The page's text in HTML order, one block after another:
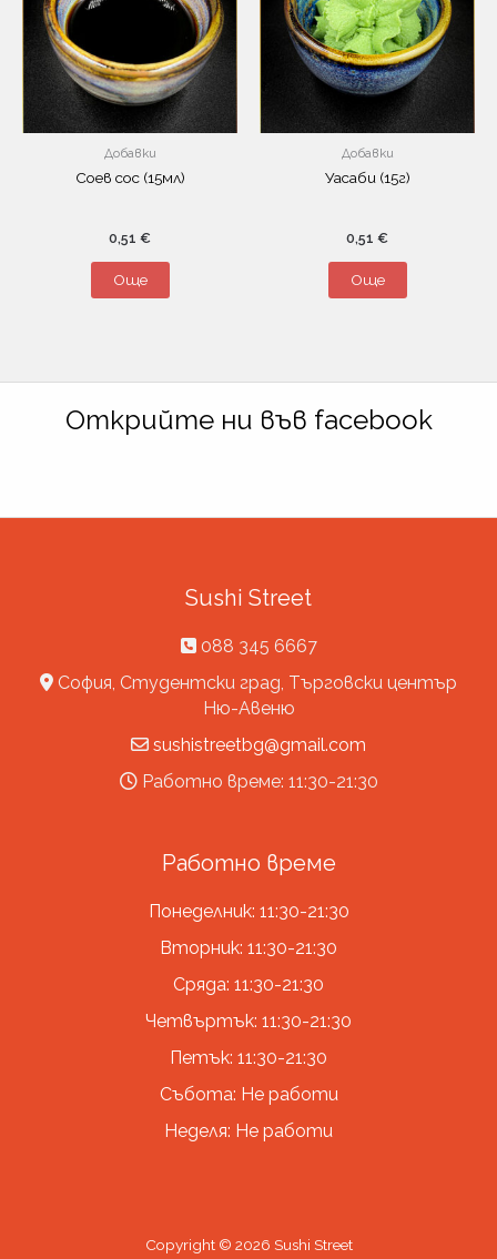
Добавки
Соев сос (15мл)
0,51 €
Още
Добавки
Уасаби (15г)
0,51 €
Още
Открийте ни във facebook
Sushi Street
088 345 6667
София, Студентски град, Търговски център
Ню-Авеню
sushistreetbg@gmail.com
Работно време: 11:30-21:30
Работно време
Понеделник: 11:30-21:30
Вторник: 11:30-21:30
Сряда: 11:30-21:30
Четвъртък: 11:30-21:30
Петък: 11:30-21:30
Събота: Не работи
Неделя: Не работи
Copyright © 2026 Sushi Street